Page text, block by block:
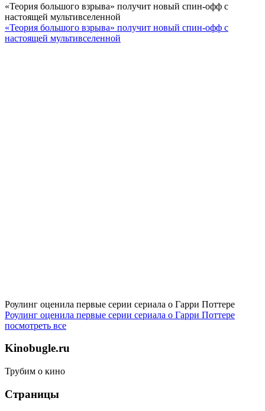
«Теория большого взрыва» получит новый спин-офф с
настоящей мультивселенной
«Теория большого взрыва» получит новый спин-офф с
настоящей мультивселенной
Роулинг оценила первые серии сериала о Гарри Поттере
Роулинг оценила первые серии сериала о Гарри Поттере
посмотреть все
Kinobugle.ru
Трубим о кино
Страницы